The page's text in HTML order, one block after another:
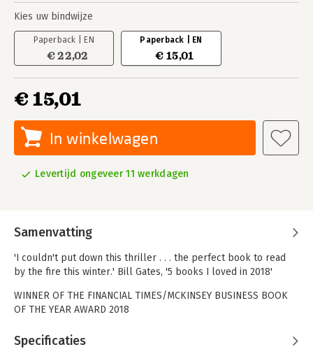
Kies uw bindwijze
Paperback | EN
€ 22,02
Paperback | EN
€ 15,01
€ 15,01
In winkelwagen
Levertijd ongeveer 11 werkdagen
Samenvatting
'I couldn't put down this thriller . . . the perfect book to read
by the fire this winter.' Bill Gates, '5 books I loved in 2018'
WINNER OF THE FINANCIAL TIMES/MCKINSEY BUSINESS BOOK
OF THE YEAR AWARD 2018
The full inside story of the breathtaking rise and shocking
collapse of Theranos, the multibillion-dollar biotech startup,
Specificaties